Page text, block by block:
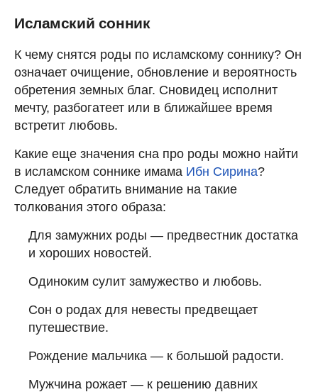
Исламский сонник
К чему снятся роды по исламскому соннику? Он
означает очищение, обновление и вероятность
обретения земных благ. Сновидец исполнит
мечту, разбогатеет или в ближайшее время
встретит любовь.
Какие еще значения сна про роды можно найти
в исламском соннике имама Ибн Сирина?
Следует обратить внимание на такие
толкования этого образа:
Для замужних роды — предвестник достатка
и хороших новостей.
Одиноким сулит замужество и любовь.
Сон о родах для невесты предвещает
путешествие.
Рождение мальчика — к большой радости.
Мужчина рожает — к решению давних